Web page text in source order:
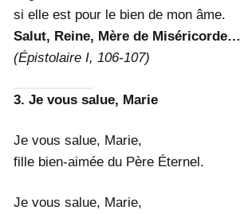
si elle est pour le bien de mon âme.
Salut, Reine, Mère de Miséricorde…
(Épistolaire I, 106-107)
3. Je vous salue, Marie
Je vous salue, Marie,
fille bien-aimée du Père Éternel.
Je vous salue, Marie,